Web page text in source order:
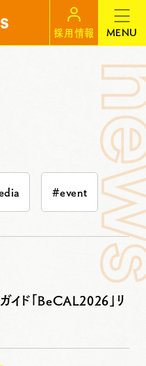
採用情報 MENU
#event
ド「BeCAL2026」リ